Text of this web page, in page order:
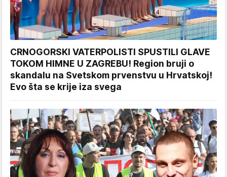
CRNOGORSKI VATERPOLISTI SPUSTILI GLAVE
TOKOM HIMNE U ZAGREBU! Region bruji o
skandalu na Svetskom prvenstvu u Hrvatskoj!
Evo šta se krije iza svega